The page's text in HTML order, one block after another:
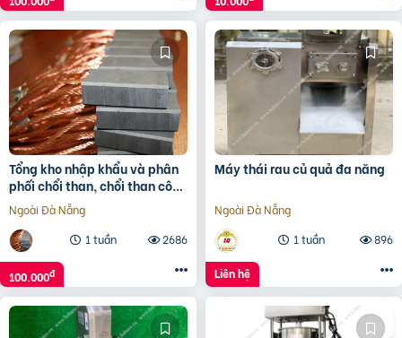
Tổng kho nhập khẩu và phân
phối chổi than, chổi than công
nghiệp
Ngoài Đà Nẵng
1 tuần
2686
100.000đ
Máy thái rau củ quả đa năng
Ngoài Đà Nẵng
1 tuần
896
Liên hệ